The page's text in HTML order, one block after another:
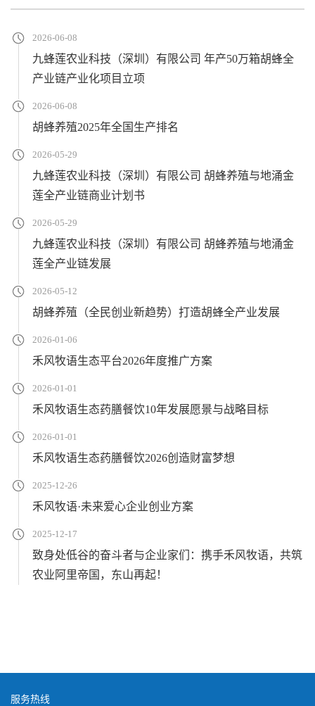
2026-06-08
九蜂莲农业科技（深圳）有限公司 年产50万箱胡蜂全
产业链产业化项目立项
2026-06-08
胡蜂养殖2025年全国生产排名
2026-05-29
九蜂莲农业科技（深圳）有限公司 胡蜂养殖与地涌金
莲全产业链商业计划书
2026-05-29
九蜂莲农业科技（深圳）有限公司 胡蜂养殖与地涌金
莲全产业链发展
2026-05-12
胡蜂养殖（全民创业新趋势）打造胡蜂全产业发展
2026-01-06
禾风牧语生态平台2026年度推广方案
2026-01-01
禾风牧语生态药膳餐饮10年发展愿景与战略目标
2026-01-01
禾风牧语生态药膳餐饮2026创造财富梦想
2025-12-26
禾风牧语·未来爱心企业创业方案
2025-12-17
致身处低谷的奋斗者与企业家们：携手禾风牧语，共筑
农业阿里帝国，东山再起！
服务热线